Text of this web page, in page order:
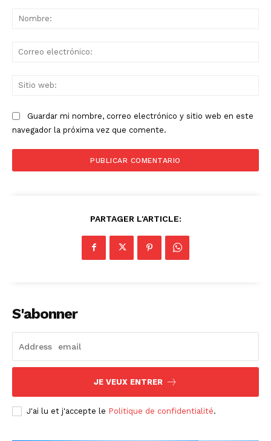
Guardar mi nombre, correo electrónico y sitio web en este
navegador la próxima vez que comente.
PARTAGER L'ARTICLE:
S'abonner
JE VEUX ENTRER
J'ai lu et j'accepte le Politique de confidentialité.